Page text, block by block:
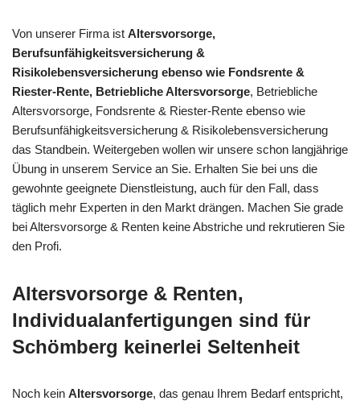
Von unserer Firma ist Altersvorsorge,
Berufsunfähigkeitsversicherung &
Risikolebensversicherung ebenso wie Fondsrente &
Riester-Rente, Betriebliche Altersvorsorge, Betriebliche
Altersvorsorge, Fondsrente & Riester-Rente ebenso wie
Berufsunfähigkeitsversicherung & Risikolebensversicherung
das Standbein. Weitergeben wollen wir unsere schon langjährige
Übung in unserem Service an Sie. Erhalten Sie bei uns die
gewohnte geeignete Dienstleistung, auch für den Fall, dass
täglich mehr Experten in den Markt drängen. Machen Sie grade
bei Altersvorsorge & Renten keine Abstriche und rekrutieren Sie
den Profi.
Altersvorsorge & Renten,
Individualanfertigungen sind für
Schömberg keinerlei Seltenheit
Noch kein Altersvorsorge, das genau Ihrem Bedarf entspricht,